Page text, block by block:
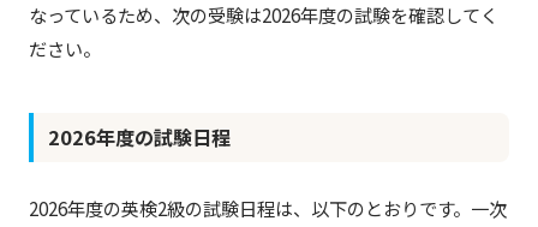
なっているため、次の受験は2026年度の試験を確認してく
ださい。
2026年度の試験日程
2026年度の英検2級の試験日程は、以下のとおりです。一次